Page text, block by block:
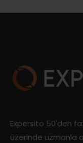
Expersito 50'den
üzerinde uzmanla